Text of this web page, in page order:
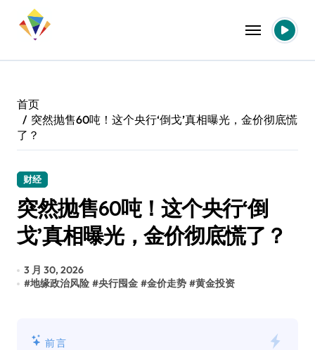
首页
突然抛售60吨！这个央行‘倒戈’真相曝光，金价彻底慌
了？
财经
突然抛售60吨！这个央行‘倒
戈’真相曝光，金价彻底慌了？
3 月 30, 2026
#地缘政治风险 #央行囤金 #金价走势 #黄金投资
前言